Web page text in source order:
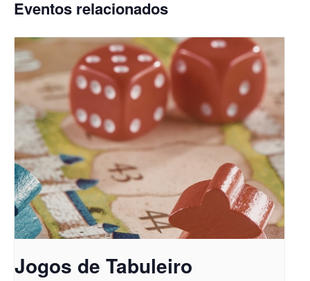
Eventos relacionados
Jogos de Tabuleiro